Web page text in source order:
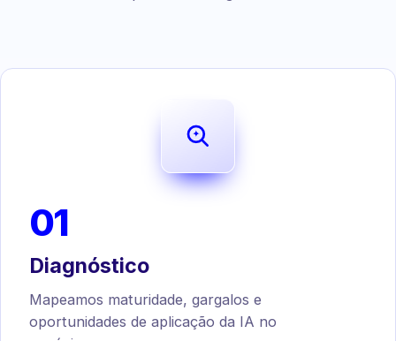
01
Diagnóstico
Mapeamos maturidade, gargalos e
oportunidades de aplicação da IA no